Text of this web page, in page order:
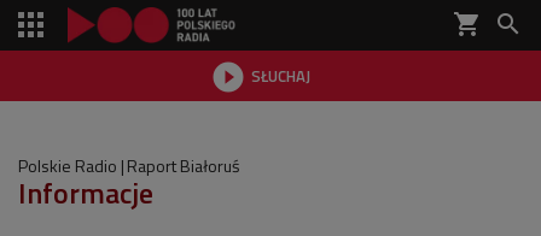
shopping_cart 
 SŁUCHAJ

Polskie Radio Raport Białoruś
Informacje